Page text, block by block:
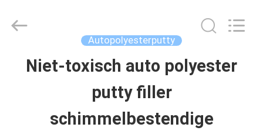
THUIS
PRODUCTEN
Meklon
Autopolyesterputty
Niet-toxisch auto polyester
putty filler
schimmelbestendige